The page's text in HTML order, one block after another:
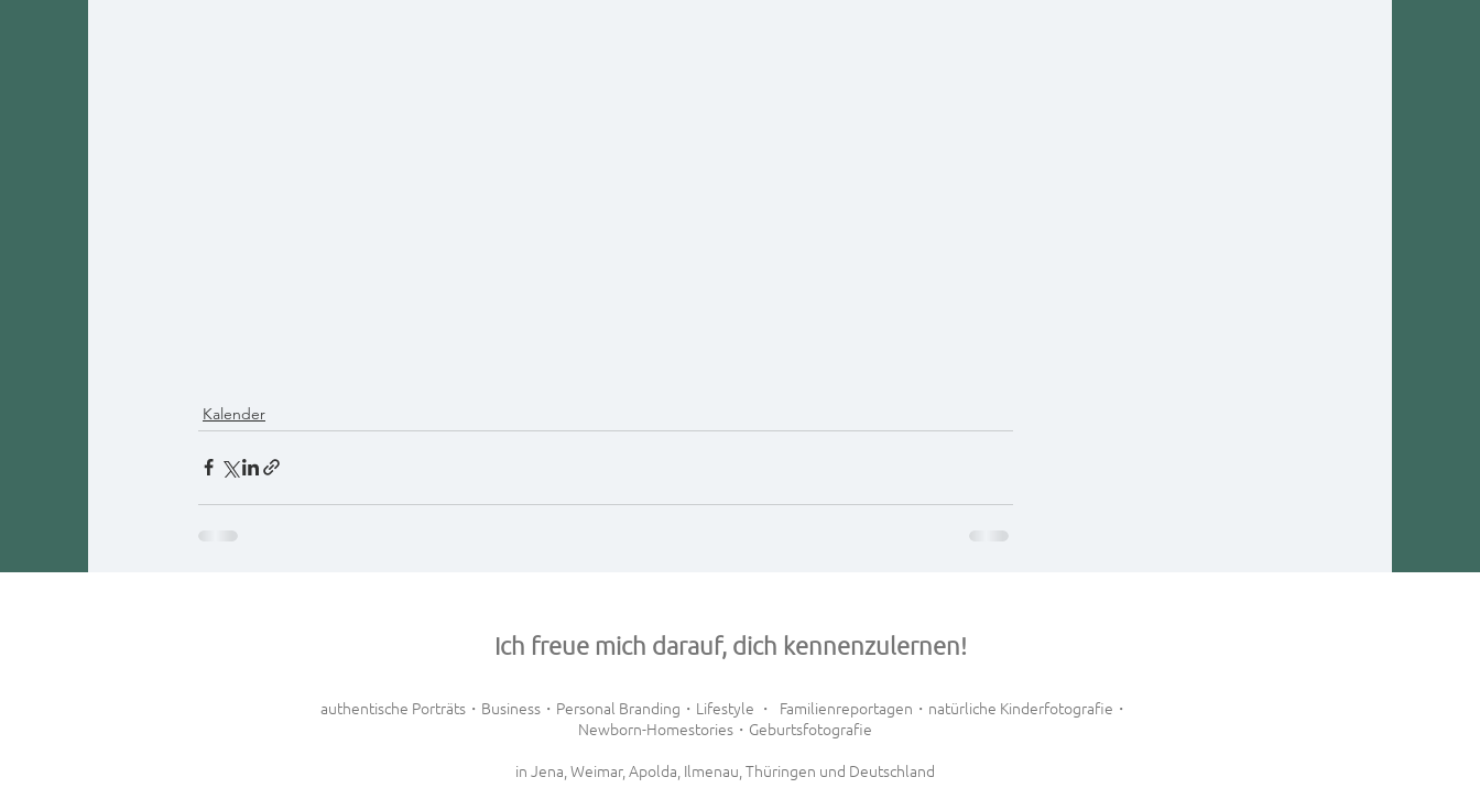
Kalender
Ich freue mich darauf, dich kennenzulernen!
authentische Porträts・Business・Personal Branding・Lifestyle ・ Familienreportagen・natürliche Kinderfotografie・
Newborn-Homestories・Geburtsfotografie
in Jena, Weimar, Apolda, Ilmenau, Thüringen und Deutschland